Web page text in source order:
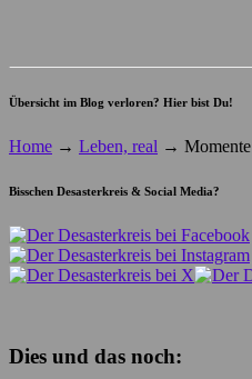
Übersicht im Blog verloren? Hier bist Du!
Home → Leben, real →
Bisschen Desasterkreis & Social Media?
Dies und das noch: